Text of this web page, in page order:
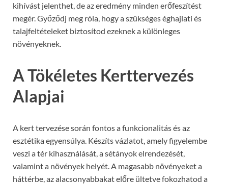
kihívást jelenthet, de az eredmény minden erőfeszítést
megér. Győződj meg róla, hogy a szükséges éghajlati és
talajfeltételeket biztosítod ezeknek a különleges
növényeknek.
A Tökéletes Kerttervezés
Alapjai
A kert tervezése során fontos a funkcionalitás és az
esztétika egyensúlya. Készíts vázlatot, amely figyelembe
veszi a tér kihasználását, a sétányok elrendezését,
valamint a növények helyét. A magasabb növényeket a
háttérbe, az alacsonyabbakat előre ültetve fokozhatod a